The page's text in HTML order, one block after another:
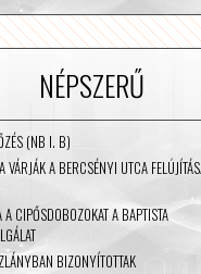
NÉPSZERŰ
(NB I. B)
VÁRJÁK A BERCSÉNYI UTCA
A CIPŐSDOBOZOKAT A BAPTISTA
BIZONYÍTOTTAK